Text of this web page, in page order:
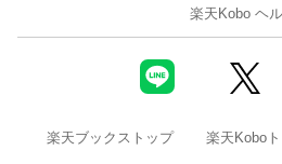
楽天Kobo ヘ
楽天ブックストップ 楽天Kobo